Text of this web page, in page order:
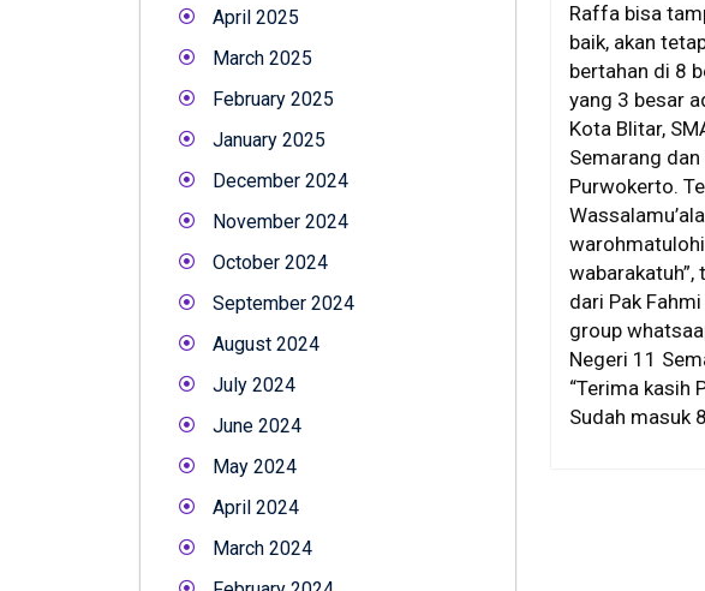
Raffa bisa
baik, akan
bertahan di 8
yang 3 besar
Kota Blitar,
Semarang dan
Purwokerto.
warohmatulohi
wabarakatuh”,
dari Pak
group
Negeri 11
“Terima kasih
Sudah masuk
April 2025
March 2025
February 2025
January 2025
December 2024
November 2024
October 2024
September 2024
August 2024
July 2024
June 2024
May 2024
April 2024
March 2024